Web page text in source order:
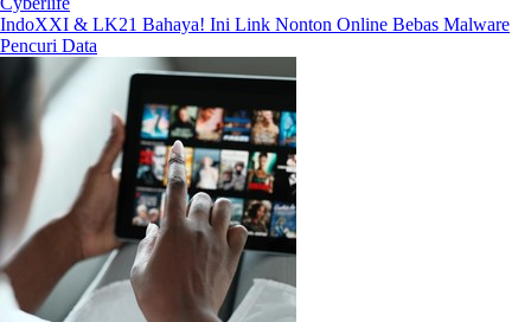
IndoXXI & LK21 Bahaya! Ini Link Nonton Online Bebas Malware
Pencuri Data